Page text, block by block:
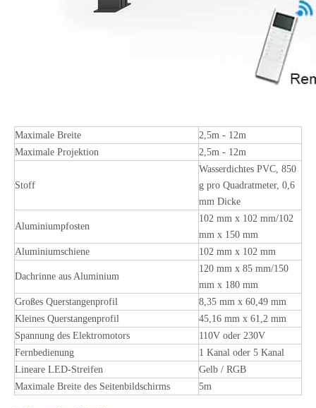
Maximale Breite
2,5m - 12m
Maximale Projektion
2,5m - 12m
Stoff
Wasserdichtes PVC, 850
g pro Quadratmeter, 0,6
mm Dicke
Aluminiumpfosten
102 mm x 102 mm/102
mm x 150 mm
Aluminiumschiene
102 mm x 102 mm
Dachrinne aus Aluminium
120 mm x 85 mm/150
mm x 180 mm
Großes Querstangenprofil
8,35 mm x 60,49 mm
Kleines Querstangenprofil
45,16 mm x 61,2 mm
Spannung des Elektromotors
110V oder 230V
Fernbedienung
1 Kanal oder 5 Kanal
Lineare LED-Streifen
Gelb / RGB
Maximale Breite des Seitenbildschirms
5m